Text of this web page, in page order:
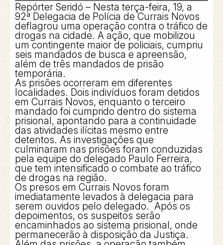
Repórter Seridó – Nesta terça-feira, 19, a
92ª Delegacia de Polícia de Currais Novos
deflagrou uma operação contra o tráfico de
drogas na cidade. A ação, que mobilizou
um contingente maior de policiais, cumpriu
seis mandados de busca e apreensão,
além de três mandados de prisão
temporária.
As prisões ocorreram em diferentes
localidades. Dois indivíduos foram detidos
em Currais Novos, enquanto o terceiro
mandado foi cumprido dentro do sistema
prisional, apontando para a continuidade
das atividades ilícitas mesmo entre
detentos. As investigações que
culminaram nas prisões foram conduzidas
pela equipe do delegado Paulo Ferreira,
que tem intensificado o combate ao tráfico
de drogas na região.
Os presos em Currais Novos foram
imediatamente levados à delegacia para
serem ouvidos pelo delegado. Após os
depoimentos, os suspeitos serão
encaminhados ao sistema prisional, onde
permanecerão à disposição da Justiça.